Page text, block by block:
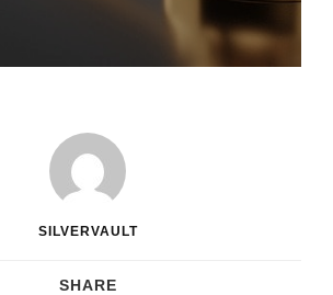
SILVERVAULT
SHARE